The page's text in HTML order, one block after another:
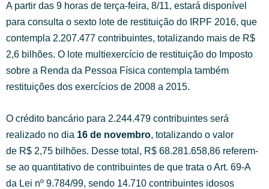
A partir das 9 horas de terça-feira, 8/11, estará disponível
para consulta o sexto lote de restituição do IRPF 2016, que
contempla 2.207.477 contribuintes, totalizando mais de R$
2,6 bilhões. O lote multiexercício de restituição do Imposto
sobre a Renda da Pessoa Física contempla também
restituições dos exercícios de 2008 a 2015.
O crédito bancário para 2.244.479 contribuintes será
realizado no dia 16 de novembro, totalizando o valor
de R$ 2,75 bilhões. Desse total, R$ 68.281.658,86 referem-
se ao quantitativo de contribuintes de que trata o Art. 69-A
da Lei nº 9.784/99, sendo 14.710 contribuintes idosos